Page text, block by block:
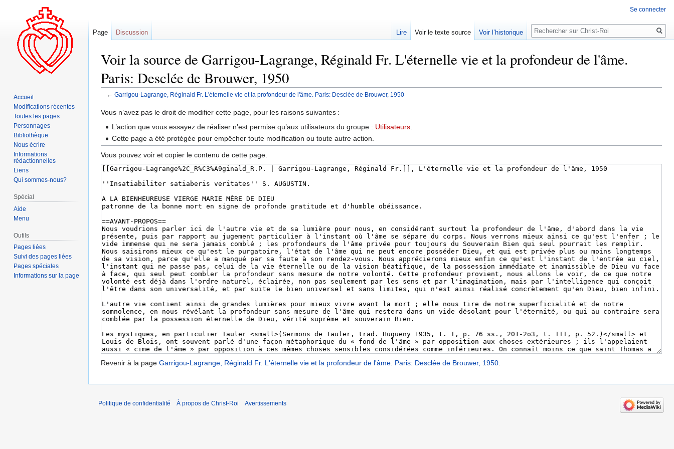
Voir la source de Garrigou-Lagrange, Réginald Fr. L'éternelle vie et la profondeur de l'âme.
Paris: Desclée de Brouwer, 1950
← Garrigou-Lagrange, Réginald Fr. L'éternelle vie et la profondeur de l'âme. Paris: Desclée de Brouwer, 1950
Aller
navigation
Aller
recherche
Vous n’avez pas le droit de modifier cette page, pour les raisons suivantes :
L’action que vous essayez de réaliser n’est permise qu’aux utilisateurs du groupe : Utilisateurs
Cette page a été protégée pour empêcher toute modification ou toute autre action.
Vous pouvez voir et copier le contenu de cette page.
Revenir à la page Garrigou-Lagrange, Réginald Fr. L'éternelle vie et la profondeur de l'âme. Paris: Desclée de Brouwer, 1950.
Se connecter
Page Discussion Lire Voir le texte source Voir l’historique
Rechercher
Accueil
Modifications récentes
Toutes les pages
Personnages
Bibliothèque
Nous écrire
Informations
rédactionnelles
Liens
Qui sommes-nous?
Spécial
Aide
Menu
Outils
Pages liées
Suivi des pages liées
Pages spéciales
Informations sur la page
Politique de confidentialité À propos de Christ-Roi Avertissements